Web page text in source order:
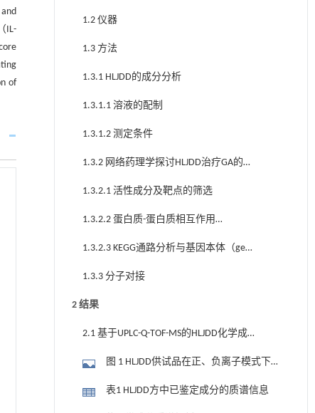
IL-
of
1.2 仪器
1.3 方法
1.3.1 HLJDD的成分分析
1.3.1.1 溶液的配制
1.3.1.2 测定条件
1.3.2 网络药理学探讨HLJDD治疗GA的作
1.3.2.1 活性成分及靶点的筛选
1.3.2.2 蛋白质-蛋白质相互作用
（protein-protein interaction network，
1.3.2.3 KEGG通路分析与基因本体（gene
ontology，GO）富集分析
1.3.3 分子对接
2 结果
2.1 基于UPLC-Q-TOF-MS的HLJDD化学成
图 1 HLJDD供试品在正、负离子模式下
的总离子流图
表1 HLJDD方中已鉴定成分的质谱信息